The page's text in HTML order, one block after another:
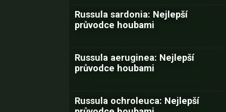
Russula sardonia: Nejlepší
průvodce houbami
Russula aeruginea: Nejlepší
průvodce houbami
Russula ochroleuca: Nejlepší